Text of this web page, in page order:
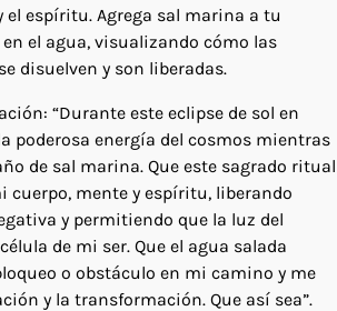
el espíritu. Agrega sal marina a tu
el agua, visualizando cómo las
disuelven y son liberadas.
“Durante este eclipse de sol en
poderosa energía del cosmos mientras
de sal marina. Que este sagrado ritual
cuerpo, mente y espíritu, liberando
y permitiendo que la luz del
de mi ser. Que el agua salada
o obstáculo en mi camino y me
y la transformación. Que así sea”.